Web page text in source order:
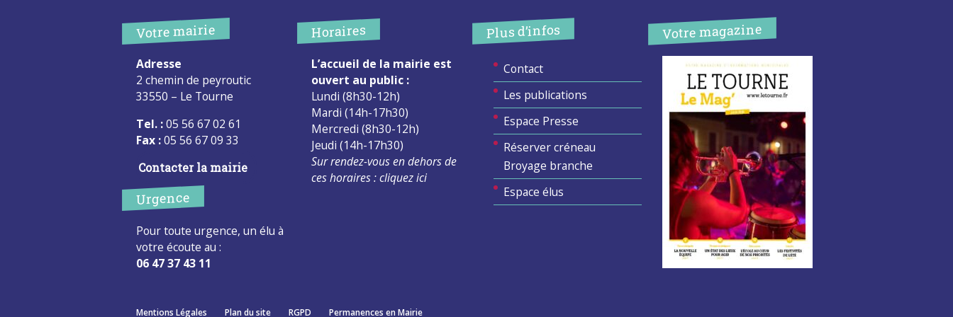
Votre mairie
Adresse
2 chemin de peyroutic
33550 – Le Tourne
Tel. :05 56 67 02 61
Fax :05 56 67 09 33
Contacter la mairie
Urgence
Pour toute urgence, un élu à
votre écoute au :
06 47 37 43 11
Horaires
L’accueil de la mairie est
ouvert au public :
Lundi (8h30-12h)
Mardi (14h-17h30)
Mercredi (8h30-12h)
Jeudi (14h-17h30)
Sur rendez-vous en dehors de
ces horaires :cliquez ici
Plus d’infos
Contact
Les publications
Espace Presse
Réserver créneau
Broyage branche
Espace élus
Votre magazine
Mentions Légales Plan du site RGPD Permanences en Mairie